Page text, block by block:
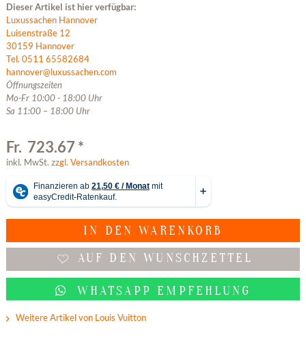
Dieser Artikel ist hier verfügbar:
Luxussachen Hannover
Luisenstraße 12
30159 Hannover
Tel. 0511 65582684
hannover@luxussachen.com
Öffnungszeiten
Mo-Fr 10:00 - 18:00 Uhr
Sa 11:00 – 18:00 Uhr
Fr. 723.67 *
inkl. MwSt. zzgl. Versandkosten
IN DEN WARENKORB
AUF DEN WUNSCHZETTEL
WHATSAPP EMPFEHLUNG
Weitere Artikel von Louis Vuitton